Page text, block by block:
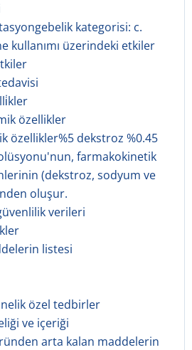
kategorisi: c.
kullanımı üzerindeki etkiler
özellikler
özellikler%5 dekstroz %0.45
farmakokinetik
(dekstroz, sodyum ve
oluşur.
verileri
listesi
özel tedbirler
ve içeriği
arta kalan maddelerin